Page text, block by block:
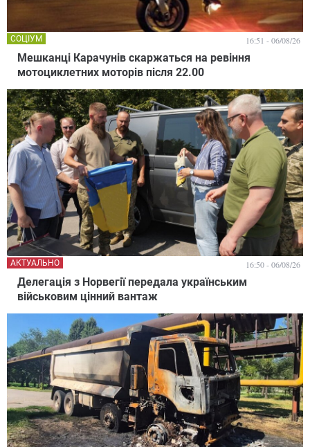
Мешканці Карачунів скаржаться на ревіння
мотоциклетних моторів після 22.00
СОЦІУМ 16:51 - 06/08/26
Делегація з Норвегії передала українським
військовим цінний вантаж
АКТУАЛЬНО 16:50 - 06/08/26